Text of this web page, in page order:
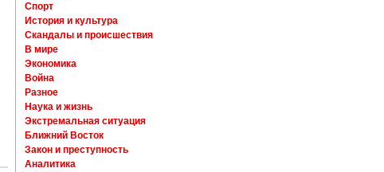
Спорт
История и культура
Скандалы и происшествия
В мире
Экономика
Война
Разное
Наука и жизнь
Экстремальная ситуация
Ближний Восток
Закон и преступность
Аналитика